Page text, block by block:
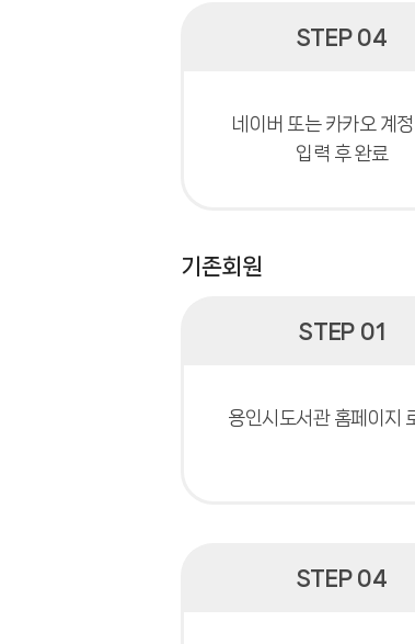
STEP 04
네이버 또는 카카오 계
입력 후 완료
기존회원
STEP 01
용인시도서관 홈페이지
STEP 04